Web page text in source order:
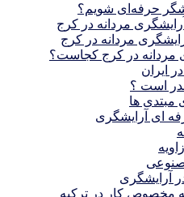
حرفه‌ای شویم؟
مردانه در کرج
مردانه در کرج کجاست؟
ايران
است ؟
مبتدی ها
ای آرایشگری
آرایشگری
مخصوص کار در ترکیه